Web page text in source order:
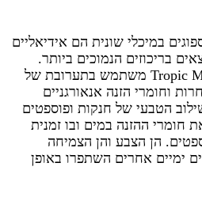
במיכלי שונית הם אידיאליים
בריכוזים הנמוכים ביותר.
Tropic Marin® NP-Bacto-Balance משתמש בתערובת של
וחומרי הזנה אנאורגניים
הטבעי של חנקות ופוספטים
חומרי ההזנה במים ובו זמנית
הן הצבע והן הצמיחה
ימיים אחרים השתפרו באופן